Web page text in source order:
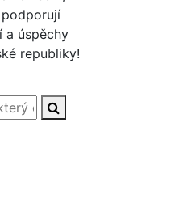
a úspěchy
republiky!